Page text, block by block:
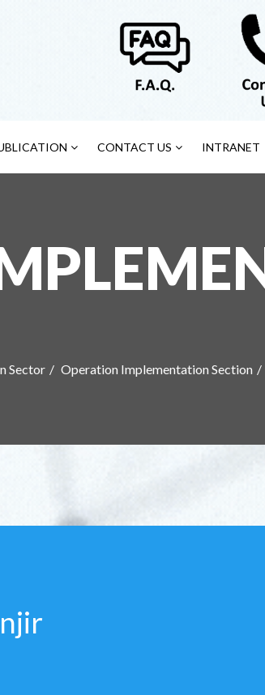
CONTACT US INTRANET
Sector Operation Implementation Section